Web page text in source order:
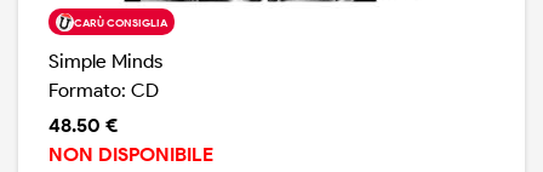
CARÙ CONSIGLIA
Simple Minds
Formato: CD
48.50 €
NON DISPONIBILE